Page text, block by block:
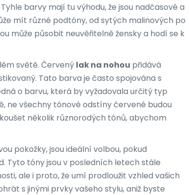
barvy mají tu výhodu, že jsou nadčasové a
mít různé podtóny, od sytých malinových po
může působit neuvěřitelně žensky a hodí se k
světě. Červený lak na nohou přidává
Tato barva je často spojována s
o barvu, která by vyžadovala určitý typ
ne všechny tónové odstíny červené budou
několik různorodých tónů, abychom
pokožky, jsou ideální volbou, pokud
Tyto tóny jsou v posledních letech stále
ale i proto, že umí prodloužit vzhled vašich
s jinými prvky vašeho stylu, aniž byste